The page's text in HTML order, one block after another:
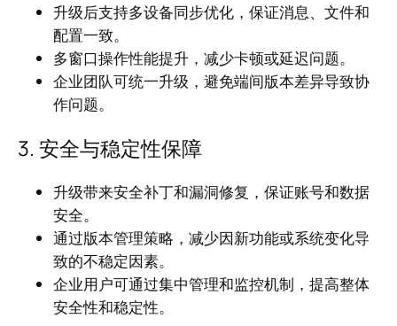
升级后支持多设备同步优化，保证消息、文件和
配置一致。
多窗口操作性能提升，减少卡顿或延迟问题。
企业团队可统一升级，避免端间版本差异导致协
作问题。
3. 安全与稳定性保障
升级带来安全补丁和漏洞修复，保证账号和数据
安全。
通过版本管理策略，减少因新功能或系统变化导
致的不稳定因素。
企业用户可通过集中管理和监控机制，提高整体
安全性和稳定性。